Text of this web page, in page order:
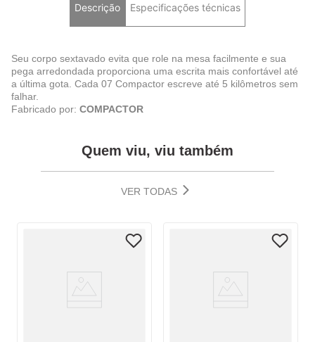
Descrição Especificações técnicas
Seu corpo sextavado evita que role na mesa facilmente e sua
pega arredondada proporciona uma escrita mais confortável até
a última gota. Cada 07 Compactor escreve até 5 kilômetros sem
falhar.
Fabricado por: COMPACTOR
Quem viu, viu também
VER TODAS